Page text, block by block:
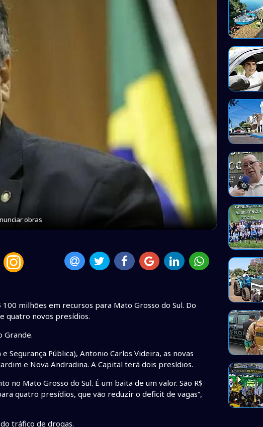
obras
milhões em recursos para Mato Grosso do Sul. Do
quatro novos presídios.
Grande.
Segurança Pública), Antonio Carlos Videira, as novas
e Nova Andradina. A Capital terá dois presídios.
no Mato Grosso do Sul. É um baita de um valor. São R$
quatro presídios, que vão reduzir o deficit de vagas”,
tráfico de drogas.